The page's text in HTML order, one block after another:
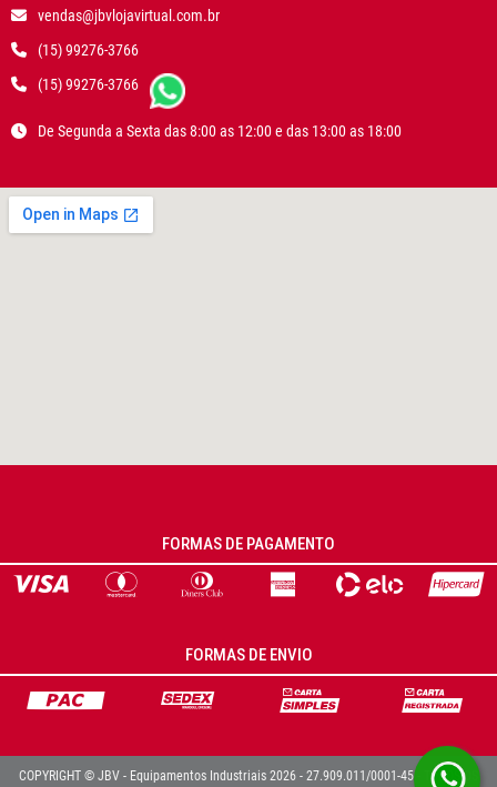
vendas@jbvlojavirtual.com.br
(15) 99276-3766
(15) 99276-3766
De Segunda a Sexta das 8:00 as 12:00 e das 13:00 as 18:00
FORMAS DE PAGAMENTO
FORMAS DE ENVIO
COPYRIGHT © JBV - Equipamentos Industriais 2026 - 27.909.011/0001-45 - TODOS OS